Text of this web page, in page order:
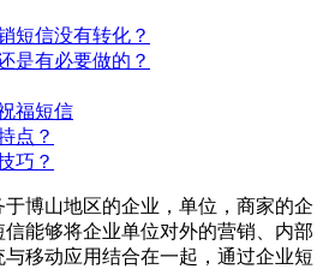
短信没有转化？
是有必要做的？
福短信
点？
巧？
博山地区的企业，单位，商家的企
能够将企业单位对外的营销、内部
移动应用结合在一起，通过企业短